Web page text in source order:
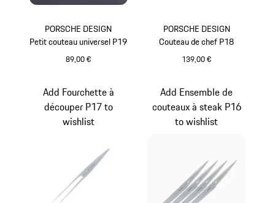
PORSCHE DESIGN
Petit couteau universel P19
89,00 €
PORSCHE DESIGN
Couteau de chef P18
139,00 €
Add Fourchette à
découper P17 to
wishlist
Add Ensemble de
couteaux à steak P16
to wishlist